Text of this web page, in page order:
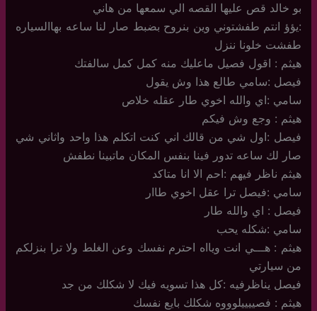
بو خالد قص عليها القصه الي سمعها من هاني
:يؤؤ انتم طفشتوني وين بنروح بضبط صار لنا ساعه بهاالسياره
طفشت خلونا ننزل
هيثم : اقول فصيل ماعليك منه كمل كمل سالفتك
فيصل :سامي طالع هذا وش يقول
سامي :اي والله اخوي طار عقله خلاص
هيثم : وجع وش فيكم
فيصل :اول شي من قالك اني كنت اتكلم هذا واحد واثاني شي
صار لك ساعه تدور فينا بنفس المكان ماتبينا نطفش
هيثم ناظر فيهم :احم الا انا متاكد
سامي :فيصل ترا عقل اخوي طاار
فيصل : اي والله طار
سامي :شكله يحب
هيثم : هـــي انت ويااه احترم نفسك وعن الغلط ولا ترا بنزلكم
من سيارتي
فيصل يناظرفيه :كل هذا تسويه فيك لا شكلك من جد
هيثم : فصييييلوووه شكلك بايع نفسك